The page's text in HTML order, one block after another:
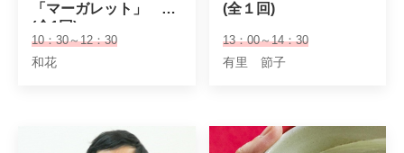
「マーガレット」
(全1回)
10：30～12：30
和花
(全１回)
13：00～14：30
有里 節子